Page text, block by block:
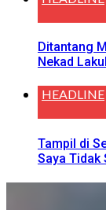
Ditantang
Nekad
HEADLINE
Tampil di
Saya Tidak